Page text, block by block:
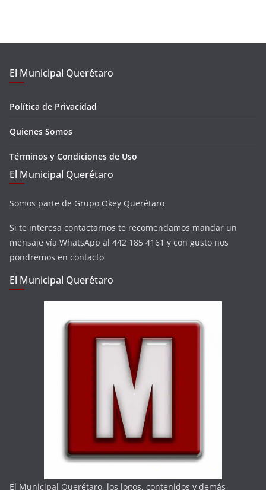
El Municipal Querétaro
Política de Privacidad
Quienes Somos
Términos y Condiciones de Uso
El Municipal Querétaro
Somos parte de Grupo Okey Querétaro
Si te interesa contactarnos te recomendamos mandar un
mensaje vía WhatsApp al 442 185 4161 y con gusto nos
pondremos en contacto
El Municipal Querétaro
El Municipal Querétaro, los logos, contenidos y demás